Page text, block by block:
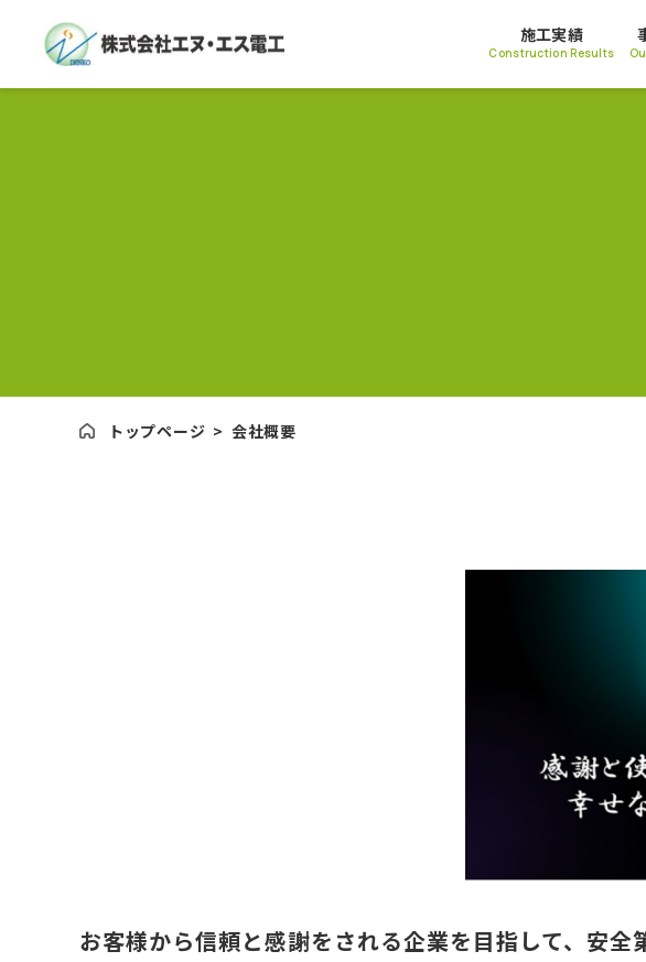
施工実績
Construction Results
トップページ > 会社概要
お客様から信頼と感謝をされる企業を目指して、安